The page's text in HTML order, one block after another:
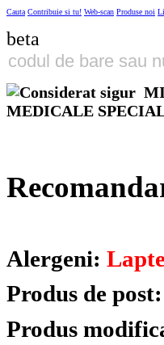
Cauta Contribuie si tu! Web-scan Produse noi
beta
MEDICALE
Alergeni:
Produs de post:
Produs